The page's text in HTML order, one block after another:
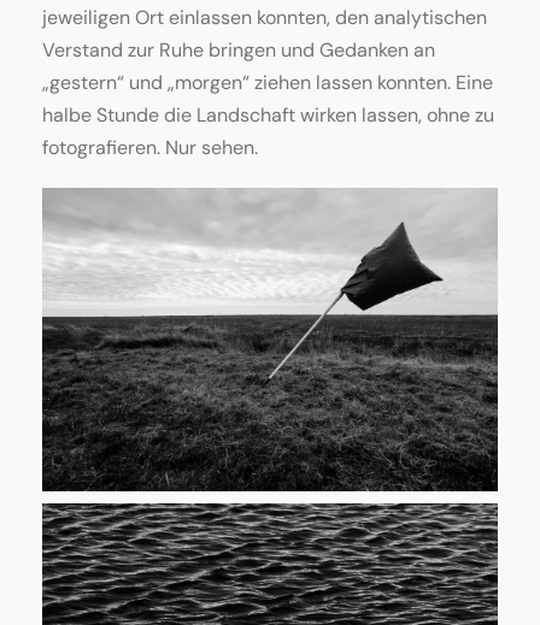
jeweiligen Ort einlassen konnten, den analytischen
Verstand zur Ruhe bringen und Gedanken an
„gestern“ und „morgen“ ziehen lassen konnten. Eine
halbe Stunde die Landschaft wirken lassen, ohne zu
fotografieren. Nur sehen.